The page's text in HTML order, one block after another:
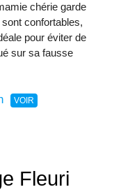
chérie garde
confortables,
pour éviter de
sur sa fausse
Fleuri